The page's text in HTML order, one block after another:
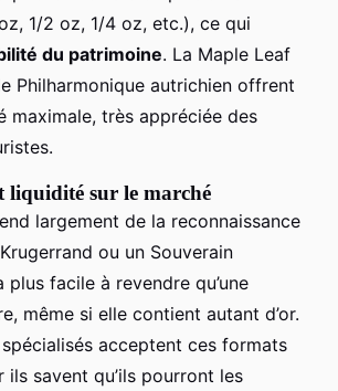
1/2 oz, 1/4 oz, etc.), ce qui
du patrimoine. La Maple Leaf
Philharmonique autrichien offrent
maximale, très appréciée des
liquidité sur le marché
largement de la reconnaissance
ou un Souverain
plus facile à revendre qu’une
même si elle contient autant d’or.
acceptent ces formats
ils savent qu’ils pourront les